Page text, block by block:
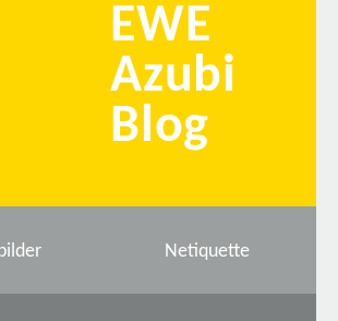
EWE
Azubi
Blog
Netiquette